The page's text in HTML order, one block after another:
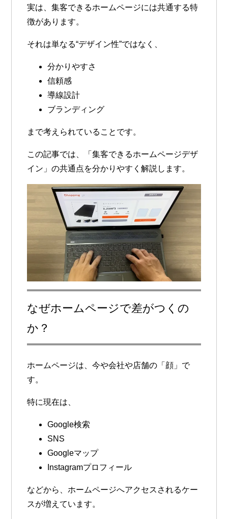
実は、集客できるホームページには共通する特
徴があります。
それは単なる“デザイン性”ではなく、
分かりやすさ
信頼感
導線設計
ブランディング
まで考えられていることです。
この記事では、「集客できるホームページデザ
イン」の共通点を分かりやすく解説します。
なぜホームページで差がつくの
か？
ホームページは、今や会社や店舗の「顔」で
す。
特に現在は、
Google検索
SNS
Googleマップ
Instagramプロフィール
などから、ホームページへアクセスされるケー
スが増えています。